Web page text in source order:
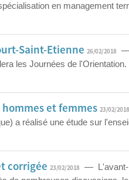
en management
Saint-Etienne 26/02/2018 —
les Journées de
et femmes 23/02/2018
a réalisé une étude sur
corrigée 23/02/2018 — L'avant-